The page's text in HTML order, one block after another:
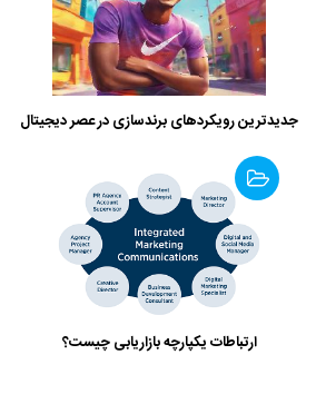
جدیدترین رویکردهای برندسازی در عصر دیجیتال
ارتباطات یکپارچه بازاریابی چیست؟